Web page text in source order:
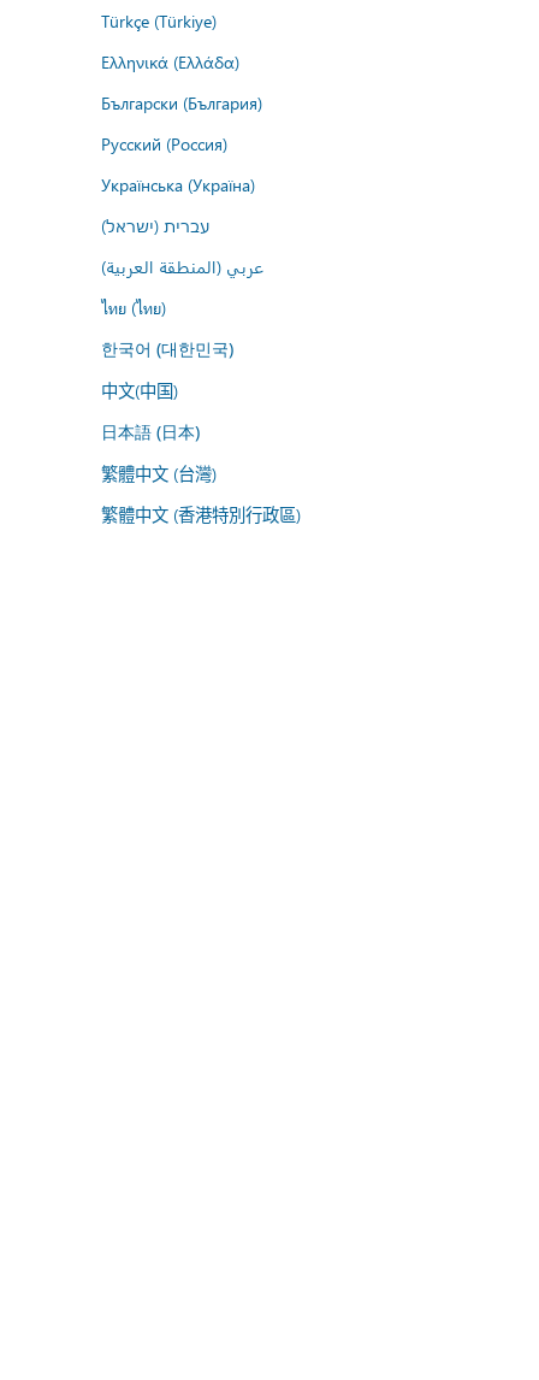
Türkçe (Türkiye)
Ελληνικά (Ελλάδα)
Български (България)
Русский (Россия)
Українська (Україна)
עברית (ישראל)
عربي (المنطقة العربية)
ไทย (ไทย)
한국어 (대한민국)
中文(中国)
日本語 (日本)
繁體中文 (台灣)
繁體中文 (香港特別行政區)